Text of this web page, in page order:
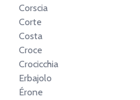
Corscia
Corte
Costa
Croce
Crocicchia
Erbajolo
Érone